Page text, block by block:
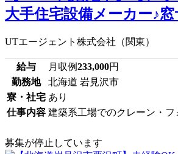
大手住宅設備メーカー♪
UTエージェント株式会社（関東）
給与 月収例233,000円
勤務地
北海道 岩見沢市
寮・社宅 あり
仕事内容 建築系工場でのクレーン・フ
募集が停止しています